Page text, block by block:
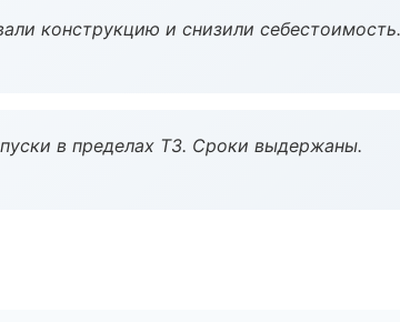
конструкцию и снизили себестоимость.
в пределах ТЗ. Сроки выдержаны.